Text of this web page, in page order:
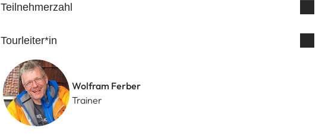
Teilnehmerzahl
Tourleiter*in
Wolfram Ferber
Trainer